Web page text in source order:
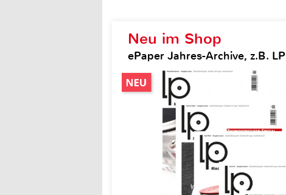
Neu im Shop
ePaper Jahres-Archive, z.B. LP